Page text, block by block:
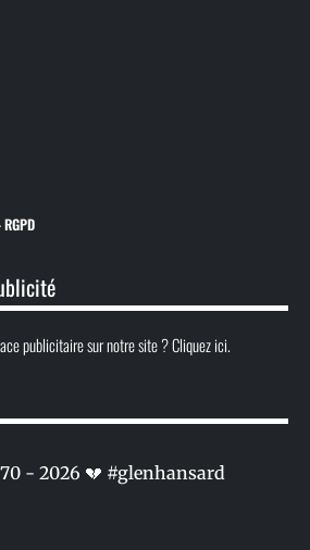
publicitaire sur notre site ? Cliquez ici.